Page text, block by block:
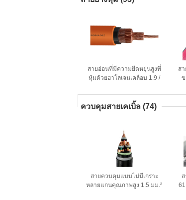
สายอ่อนที่มีความยืดหยุ่นสูงที่
หุ้มด้วยฮาโลเจนเคลือบ 1.9 /
ส
ข
ควบคุมสายเคเบิ้ล (74)
สายควบคุมแบบไม่มีเกราะ
หลายแกนคุณภาพสูง 1.5 มม.²